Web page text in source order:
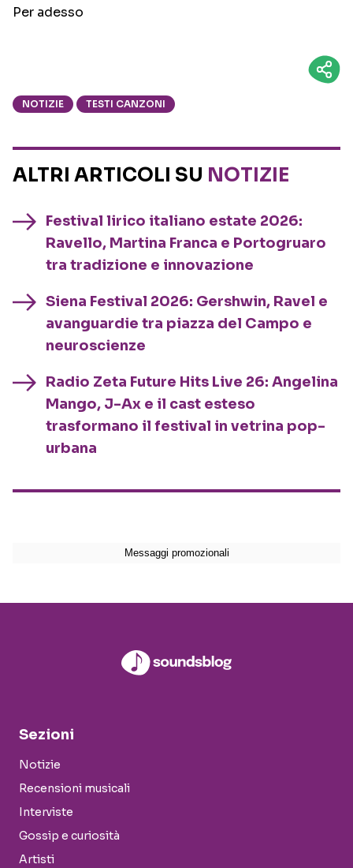
Per adesso
NOTIZIE TESTI CANZONI
ALTRI ARTICOLI SU NOTIZIE
Festival lirico italiano estate 2026:
Ravello, Martina Franca e Portogruaro
tra tradizione e innovazione
Siena Festival 2026: Gershwin, Ravel e
avanguardie tra piazza del Campo e
neuroscienze
Radio Zeta Future Hits Live 26: Angelina
Mango, J-Ax e il cast esteso
trasformano il festival in vetrina pop-
urbana
Sezioni
Notizie
Recensioni musicali
Interviste
Gossip e curiosità
Artisti